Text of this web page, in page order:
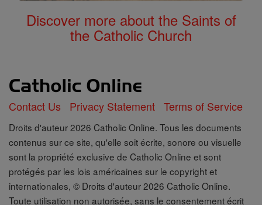
Discover more about the Saints of
the Catholic Church
Contact Us Privacy Statement Terms of Service
Droits d'auteur 2026 Catholic Online. Tous les documents
contenus sur ce site, qu'elle soit écrite, sonore ou visuelle
sont la propriété exclusive de Catholic Online et sont
protégés par les lois américaines sur le copyright et
internationales, © Droits d'auteur 2026 Catholic Online.
Toute utilisation non autorisée, sans le consentement écrit